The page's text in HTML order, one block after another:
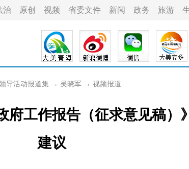
治 原创 视频 省委文件 新闻 政务 旅游
导活动报道集 → 吴晓军 → 视频报道
府工作报告（征求意见稿）
建议